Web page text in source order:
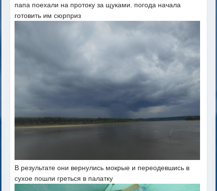
папа поехали на протоку за щуками. погода начала
готовить им сюрприз
В результате они вернулись мокрые и переодевшись в
сухое пошли греться в палатку